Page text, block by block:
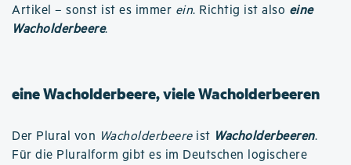
Artikel – sonst ist es immer ein. Richtig ist also eine
Wacholderbeere.
eine Wacholderbeere, viele Wacholderbeeren
Der Plural von Wacholderbeereist Wacholderbeeren.
Für die Pluralform gibt es im Deutschen logischere